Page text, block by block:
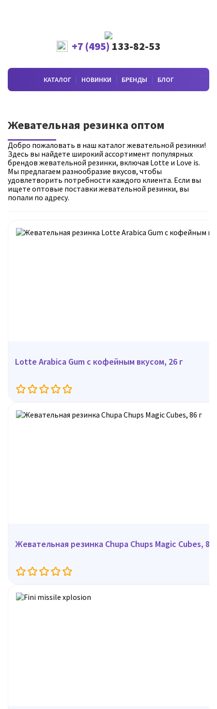
+7 (495) 133-82-53
КАТАЛОГ НОВИНКИ БРЕНДЫ БЛОГ
Жевательная резинка оптом
Добро пожаловать в наш каталог жевательной резинки!
Здесь вы найдете широкий ассортимент популярных
брендов жевательной резинки, включая Lotte и Love is.
Мы предлагаем разнообразие вкусов, чтобы
удовлетворить потребности каждого клиента. Если вы
ищете оптовые поставки жевательной резинки, вы
попали по адресу.
Lotte Arabica Gum с кофейным вкусом, 26 г
Жевательная резинка Chupa Chups Magic Cubes, 86